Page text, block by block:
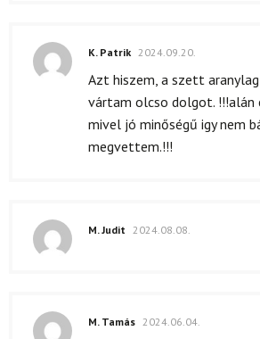
K. Patrik 2024.09.20.
Azt hiszem, a szett aranylag
vártam olcso dolgot. !!!alán
mivel jó minőségű igy nem
megvettem.!!!
M. Judit 2024.08.08.
M. Tamás 2024.06.04.